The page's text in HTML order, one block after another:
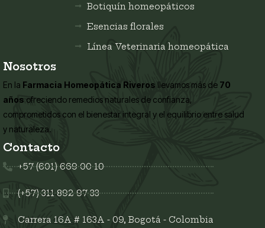
Botiquín homeopáticos
Esencias florales
Línea Veterinaria homeopática
Nosotros
En la Farmacia Homeopática Riveros llevamos más de 70
años ofreciendo remedios naturales de confianza,
comprometidos con el bienestar integral y el equilibrio entre salud
y naturaleza.
Contacto
+57 (601) 669 00 10
(+57) 311 892 97 33
Carrera 16A # 163A - 09, Bogotá - Colombia